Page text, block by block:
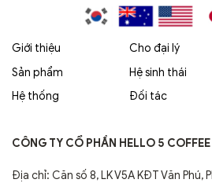
Giới thiệu
Sản phẩm
Hệ thống
Cho đại lý
Hệ sinh thái
Đối tác
CÔNG TY CỔ PHẦN HELLO 5
Địa chỉ: Căn số 8, LK V5A KĐT Văn Phú,